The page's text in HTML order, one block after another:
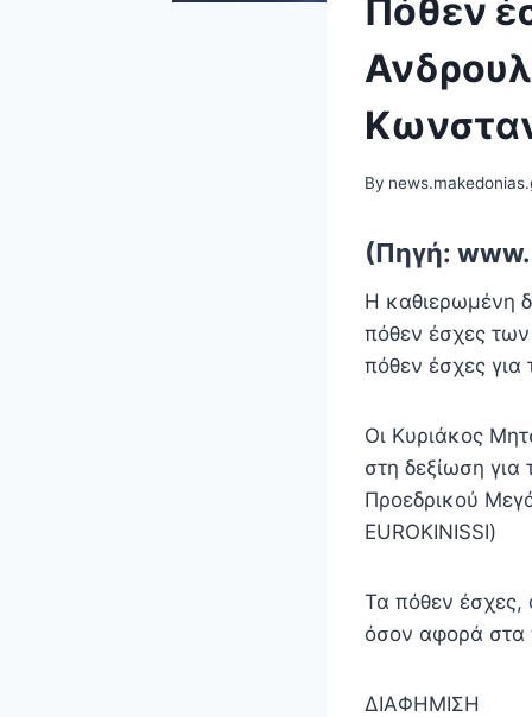
Πόθεν
By
(Πηγή:
Η καθιερωμένη
πόθεν έσχες
πόθεν έσχες
Οι Κυριάκος
στη δεξίωση
Προεδρικού
EUROKINISSI)
Τα πόθεν έσχες,
όσον αφορά στα
ΔΙΑΦΗΜΙΣΗ